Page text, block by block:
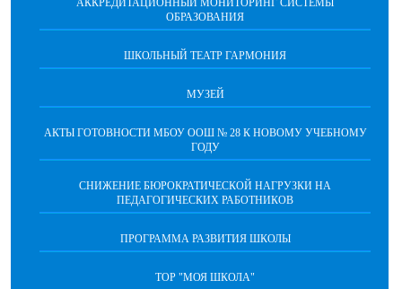
ОБРАЗОВАНИЯ
ШКОЛЬНЫЙ ТЕАТР ГАРМОНИЯ
МУЗЕЙ
АКТЫ ГОТОВНОСТИ МБОУ ООШ № 28 К НОВОМУ УЧЕБНОМУ
ГОДУ
СНИЖЕНИЕ БЮРОКРАТИЧЕСКОЙ НАГРУЗКИ НА
ПЕДАГОГИЧЕСКИХ РАБОТНИКОВ
ПРОГРАММА РАЗВИТИЯ ШКОЛЫ
ТОР "МОЯ ШКОЛА"